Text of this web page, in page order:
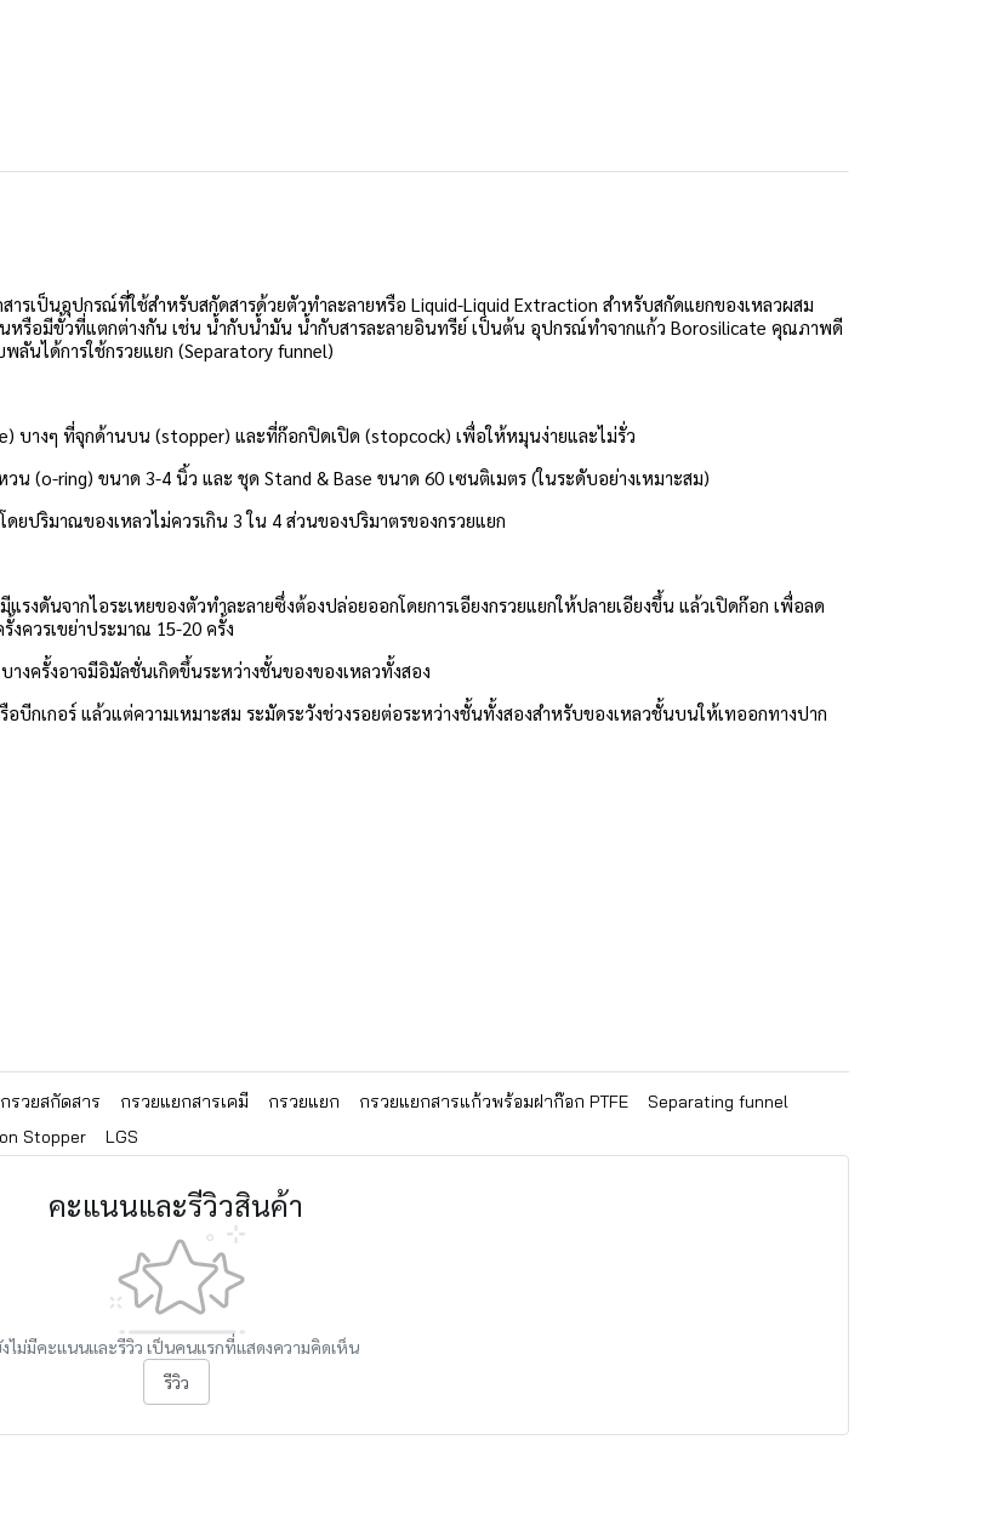
ารเป็นอุปกรณ์ที่ใช้สำหรับสกัดสารด้วยตัวทำละลายหรือ Liquid-Liquid Extraction สำหรับสกัดแยกของเหลวผสม
รือมีขั้วที่แตกต่างกัน เช่น น้ำกับน้ำมัน น้ำกับสารละลายอินทรีย์ เป็นต้น อุปกรณ์ทำจากแก้ว Borosilicate คุณภาพดี
นได้การใช้กรวยแยก (Separatory funnel)
บางๆ ที่จุกด้านบน (stopper) และที่ก๊อกปิดเปิด (stopcock) เพื่อให้หมุนง่ายและไม่รั่ว
น (o-ring) ขนาด 3-4 นิ้ว และ ชุด Stand & Base ขนาด 60 เซนติเมตร (ในระดับอย่างเหมาะสม)
ยปริมาณของเหลวไม่ควรเกิน 3 ใน 4 ส่วนของปริมาตรของกรวยแยก
รงดันจากไอระเหยของตัวทำละลายซึ่งต้องปล่อยออกโดยการเอียงกรวยแยกให้ปลายเอียงขึ้น แล้วเปิดก๊อก เพื่อลด
งควรเขย่าประมาณ 15-20 ครั้ง
งครั้งอาจมีอิมัลชั่นเกิดขึ้นระหว่างชั้นของของเหลวทั้งสอง
กเกอร์ แล้วแต่ความเหมาะสม ระมัดระวังช่วงรอยต่อระหว่างชั้นทั้งสองสำหรับของเหลวชั้นบนให้เทออกทางปาก
กรวยสกัดสาร กรวยแยกสารเคมี กรวยแยก กรวยแยกสารแก้วพร้อมฝาก๊อก PTFE
Separating funnel
Stopper LGS
คะแนนและรีวิวสินค้า
ไม่มีคะแนนและรีวิว เป็นคนแรกที่แสดงความคิดเห็น
รีวิว